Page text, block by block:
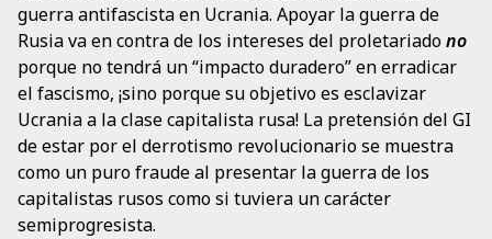
guerra antifascista en Ucrania. Apoyar la guerra de
Rusia va en contra de los intereses del proletariadono
porque no tendrá un “impacto duradero” en erradicar
el fascismo, ¡sino porque su objetivo es esclavizar
Ucrania a la clase capitalista rusa! La pretensión del GI
de estar por el derrotismo revolucionario se muestra
como un puro fraude al presentar la guerra de los
capitalistas rusos como si tuviera un carácter
semiprogresista.